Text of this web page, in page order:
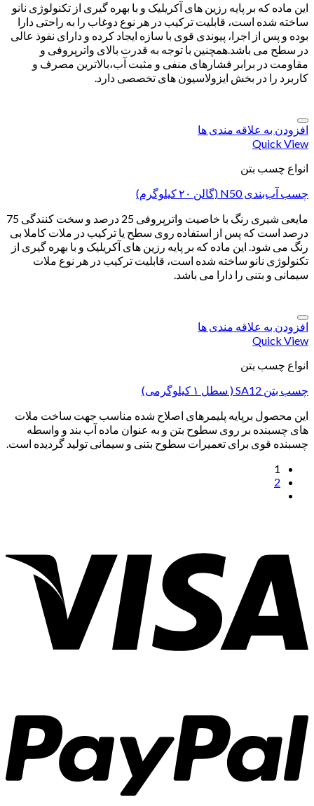
این ماده که بر پایه رزین های آکریلیک و با بهره گیری از تکنولوژی نانو
ساخته شده است، قابلیت ترکیب در هر نوع دوغاب را به راحتی دارا
بوده و پس از اجرا، پیوندی قوی با سازه ایجاد کرده و دارای نفوذ عالی
در سطح می باشد.همچنین با توجه به قدرت بالای واترپروفی و
مقاومت در برابر فشارهای منفی و مثبت آب،بالاترین مصرف و
کاربرد را در بخش ایزولاسیون های تخصصی دارد.
افزودن به علاقه مندی ها
Quick View
انواع چسب بتن
چسب آب‌‌‌بندی N50 (گالن ۲۰ کیلوگرم)
مایعی شیری رنگ با خاصیت واترپروفی 25 درصد و سخت کنندگی 75
درصد است که پس از استفاده روی سطح یا ترکیب در ملات کاملا بی
رنگ می شود. این ماده که بر پایه رزین های آکریلیک و با بهره گیری از
تکنولوژی نانو ساخته شده است، قابلیت ترکیب در هر نوع ملات
سیمانی و بتنی را دارا می باشد.
افزودن به علاقه مندی ها
Quick View
انواع چسب بتن
چسب بتن SA12 ( سطل ۱ کیلوگرمی)
این محصول برپایه پلیمرهای اصلاح شده مناسب جهت ساخت ملات
های چسبنده بر روی سطوح بتن و به عنوان ماده آب بند و واسطه
چسبنده قوی برای تعمیرات سطوح بتنی و سیمانی تولید گردیده است.
1
2